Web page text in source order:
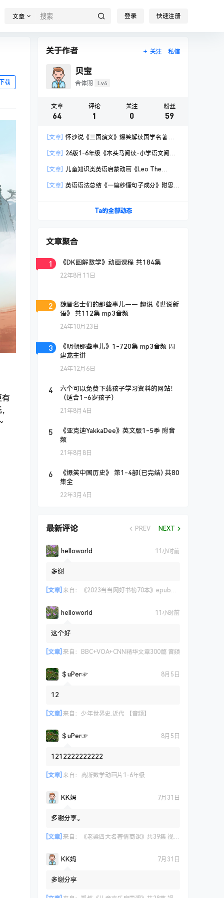
文章 登录 快速注册
载
关于作者 关注 私信
贝宝
合体期 Lv6
文章
64
评论
1
关注
0
粉丝
59
[文章]
怀沙说《三国演义》爆笑解读国学名著 第
[文章]
26版1-6年级《木头马阅读-小学语文阅读
[文章]
儿童知识类英语启蒙动画《Leo The
[文章]
英语语法总结《一篇秒懂句子成分》附思
Ta的全部动态
文章聚合
1 《DK图解数学》动画课程 共184集
22年8月11日
2
魏晋名士们的那些事儿—— 趣说《世说新
语》 共112集 mp3音频
24年10月23日
3
《明朝那些事儿》1-720集 mp3音频 周
建龙主讲
24年12月6日
4
六个可以免费下载孩子学习资料的网站！
（适合1~6岁孩子）
21年8月4日
5
《亚克迪YakkaDee》英文版1-5季 附音
频
21年8月8日
6
《爆笑中国历史》 第1-4部(已完结) 共80
集全
22年3月4日
最新评论 PREV NEXT
helloworld 11小时前
多谢
[文章] 来自： 《2023当当网好书榜70本》epub+azw3+mobi格式
helloworld 11小时前
这个好
[文章] 来自： BBC+VOA+CNN精华文章300篇 音频
＄uΡer☞ 8月5日
12
[文章] 来自： 少年世界史.近代 【音频】
＄uΡer☞ 8月5日
1212222222222
[文章] 来自： 高斯数学动画片1-6年级
KK妈 7月31日
多谢分享。
[文章] 来自： 《老梁四大名著情商课》共39集 视频课程
KK妈 7月31日
多谢分享